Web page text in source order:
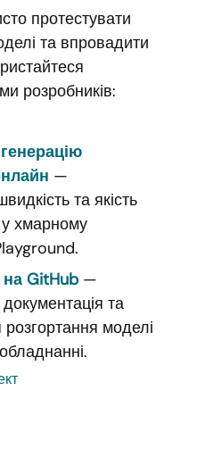
протестувати
та впровадити
розробників:
—
та якість
хмарному
GitHub—
та
розгортання моделі